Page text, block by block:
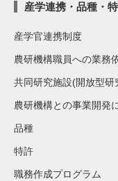
産学連携・品種・
産学官連携制度
農研機構職員への業務
共同研究施設(開放型
農研機構との事業開発
品種
特許
職務作成プログラム